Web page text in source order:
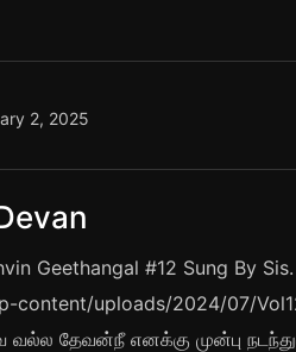
2, 2025
Geethangal #12 Sung By
content/uploads/2024/07/
வல்ல தேவன்நீ எனக்கு முன்பு